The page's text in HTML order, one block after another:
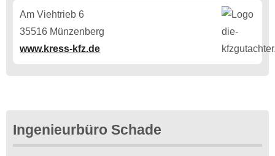
Am Viehtrieb 6
35516 Münzenberg
www.kress-kfz.de
Ingenieurbüro Schade